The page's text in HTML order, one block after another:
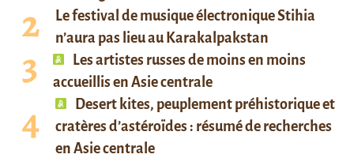
Le festival de musique électronique Stihia
n’aura pas lieu au Karakalpakstan
Les artistes russes de moins en moins
accueillis en Asie centrale
Desert kites, peuplement préhistorique et
cratères d’astéroïdes : résumé de recherches
en Asie centrale